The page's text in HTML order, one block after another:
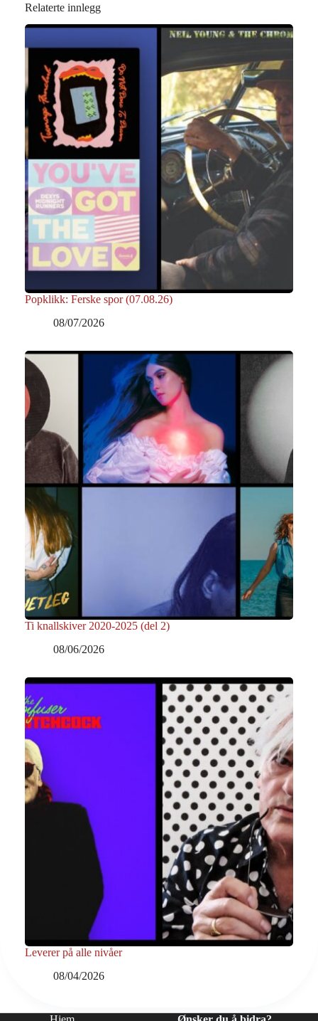
Relaterte innlegg
Popklikk: Ferske spor (07.08.26)
08/07/2026
Ti knallskiver 2020-2025 (del 2)
08/06/2026
Leverer på alle nivåer
08/04/2026